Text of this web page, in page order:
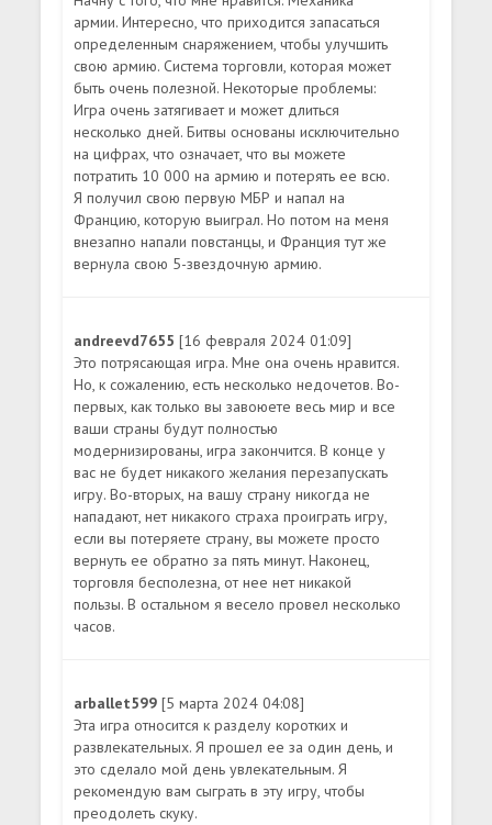
армии. Интересно, что приходится запасаться
определенным снаряжением, чтобы улучшить
свою армию. Система торговли, которая может
быть очень полезной. Некоторые проблемы:
Игра очень затягивает и может длиться
несколько дней. Битвы основаны исключительно
на цифрах, что означает, что вы можете
потратить 10 000 на армию и потерять ее всю.
Я получил свою первую МБР и напал на
Францию, которую выиграл. Но потом на меня
внезапно напали повстанцы, и Франция тут же
вернула свою 5-звездочную армию.
andreevd7655[16 февраля 2024 01:09]
Это потрясающая игра. Мне она очень нравится.
Но, к сожалению, есть несколько недочетов. Во-
первых, как только вы завоюете весь мир и все
ваши страны будут полностью
модернизированы, игра закончится. В конце у
вас не будет никакого желания перезапускать
игру. Во-вторых, на вашу страну никогда не
нападают, нет никакого страха проиграть игру,
если вы потеряете страну, вы можете просто
вернуть ее обратно за пять минут. Наконец,
торговля бесполезна, от нее нет никакой
пользы. В остальном я весело провел несколько
часов.
arballet599[5 марта 2024 04:08]
Эта игра относится к разделу коротких и
развлекательных. Я прошел ее за один день, и
это сделало мой день увлекательным. Я
рекомендую вам сыграть в эту игру, чтобы
преодолеть скуку.